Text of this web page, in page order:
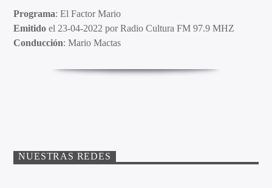
Programa: El Factor Mario
Emitido el 23-04-2022 por Radio Cultura FM 97.9 MHZ
Conducción: Mario Mactas
NUESTRAS REDES